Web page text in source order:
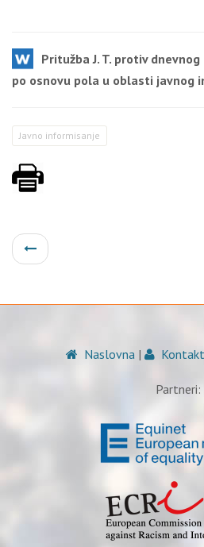
Pritužba J. T. protiv
po osnovu pola u oblasti javnog
Javno informisanje
Naslovna | Kontakt
Partneri: